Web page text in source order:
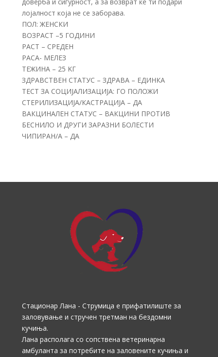
лојалност која не се заборава.
ПОЛ: ЖЕНСКИ
ВОЗРАСТ –5 ГОДИНИ
РАСТ – СРЕДЕН
РАСА- МЕЛЕЗ
ТЕЖИНА – 25 KГ
ЗДРАВСТВЕН СТАТУС – ЗДРАВА – ЕДИНКА
ТЕСТ ЗА СОЦИЈАЛИЗАЦИЈА: ГО ПОЛОЖИ
СТЕРИЛИЗАЦИЈА/КАСТРАЦИЈА – ДА
ВАКЦИНАЛЕН СТАТУС – ВАКЦИНИ ПРОТИВ
БЕСНИЛО И ДРУГИ ЗАРАЗНИ БОЛЕСТИ
ЧИПИРАН/А – ДА
Стационар Лана - Струмица е прифатилиште за
заловување и стручен третман на бездомни
кучиња.
Лана располага со сопствена ветеринарна
амбуланта за потребите на заловените кучиња и